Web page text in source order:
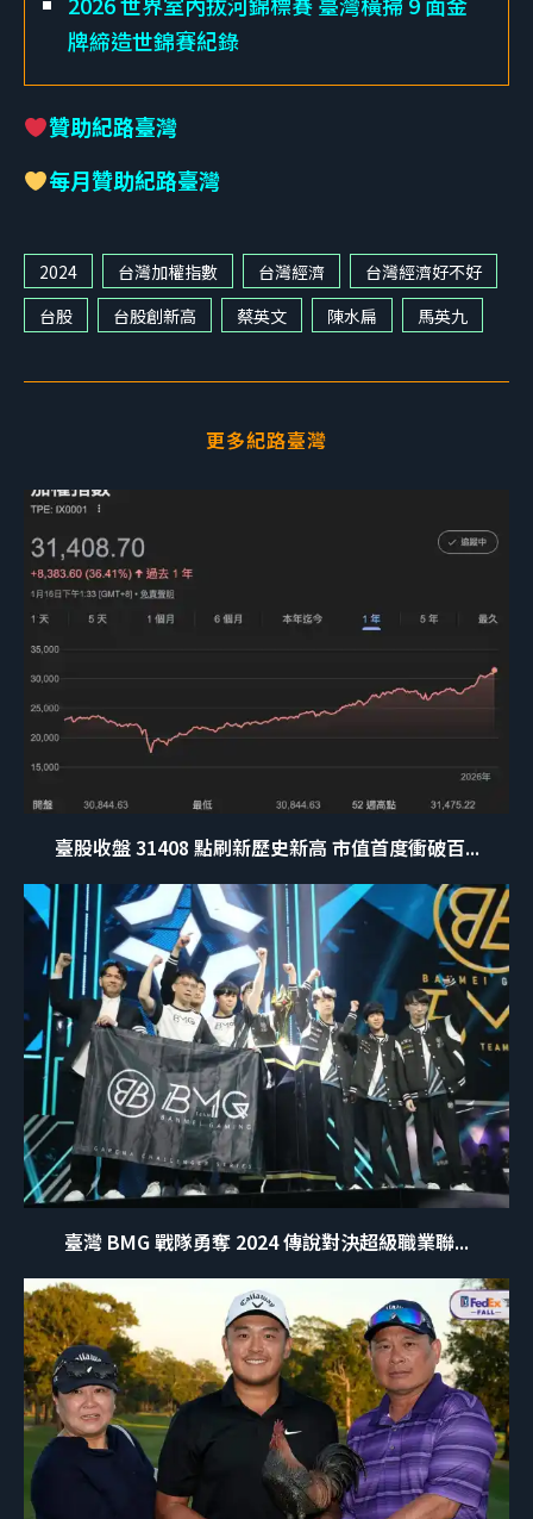
牌締造世錦賽紀錄
贊助紀路臺灣
每月贊助紀路臺灣
2024 台灣加權指數 台灣經濟
台灣經濟好不好
台股
台股創新高 蔡英文 陳水扁 馬英九
更多紀路臺灣
臺股收盤 31408 點刷新歷史新高 市值首度衝破百...
臺灣 BMG 戰隊勇奪 2024 傳說對決超級職業聯...